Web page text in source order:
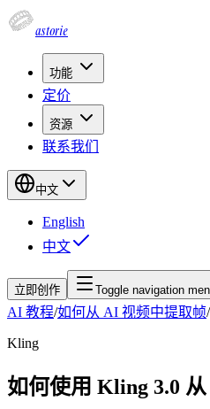
astorie
功能
定价
资源
联系我们
中文
English
中文
立即创作 Toggle navigation
AI 教程/如何从 AI 视频中提取帧/
Kling
如何使用 Kling 3.0